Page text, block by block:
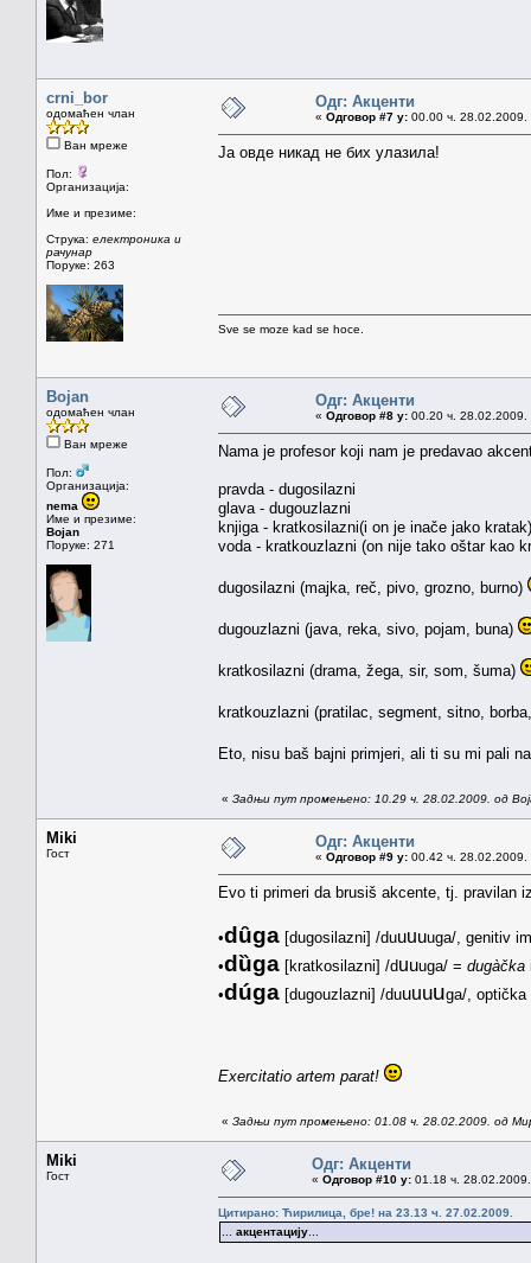
crni_bor
одомаћен члан
Ван мреже
Пол:
Организација:
Име и презиме:
Струка: електроника и
рачунар
Поруке: 263
Одг: Акценти
« Одговор #7 у: 00.00 ч. 28.02.2009.
Ја овде никад не бих улазила!
Sve se moze kad se hoce.
Bojan
одомаћен члан
Ван мреже
Пол:
Организација:
nema
Име и презиме:
Bojan
Поруке: 271
Одг: Акценти
« Одговор #8 у: 00.20 ч. 28.02.2009.
Nama je profesor koji nam je predavao
pravda - dugosilazni
glava - dugouzlazni
knjiga - kratkosilazni(i on je inače jako kratak)
voda - kratkouzlazni (on nije tako oštar kao
dugosilazni (majka, reč, pivo, grozno, burno)
dugouzlazni (java, reka, sivo, pojam, buna)
kratkosilazni (drama, žega, sir, som, šuma)
kratkouzlazni (pratilac, segment, sitno,
Eto, nisu baš bajni primjeri, ali ti su mi pali
« Задњи пут промењено: 10.29 ч. 28.02.2009. од
Miki
Гост
Одг: Акценти
« Одговор #9 у: 00.42 ч. 28.02.2009.
Evo ti primeri da brusiš akcente, tj. pravilan
•dȗga [dugosilazni] /duuuuuga/, genitiv
•dȕga [kratkosilazni] /duuuga/ = dugàčka
•dúga [dugouzlazni] /duuuuuga/, optička
Exercitatio artem parat!
« Задњи пут промењено: 01.08 ч. 28.02.2009. од
Miki
Гост
Одг: Акценти
« Одговор #10 у: 01.18 ч.
Цитирано: Ћирилица, бре! на 23.13 ч. 27.02.2009.
акцентацију